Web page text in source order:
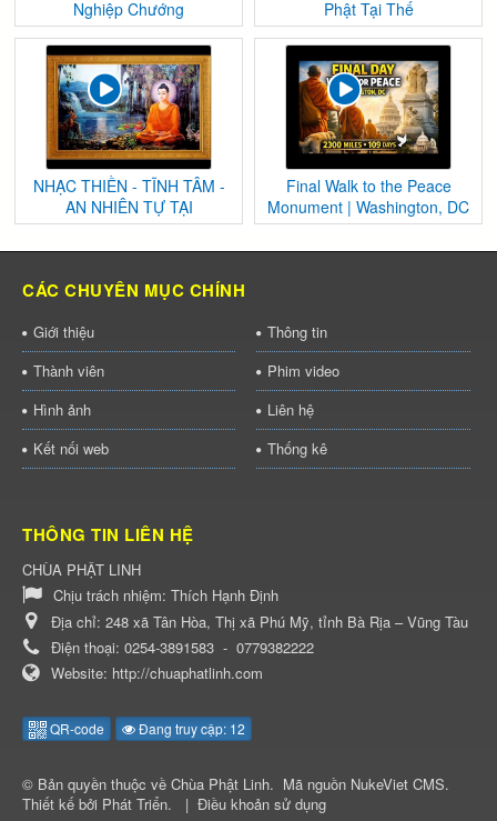
Nghiệp Chướng Phật Tại Thế
NHẠC THIỀN - TĨNH TÂM -
AN NHIÊN TỰ TẠI
Final Walk to the Peace
Monument | Washington, DC
CÁC CHUYÊN MỤC CHÍNH
Giới thiệu
Thông tin
Thành viên
Phim video
Hình ảnh
Liên hệ
Kết nối web
Thống kê
THÔNG TIN LIÊN HỆ
CHÙA PHẬT LINH
Chịu trách nhiệm: Thích Hạnh Định
Địa chỉ: 248 xã Tân Hòa, Thị xã Phú Mỹ, tỉnh Bà Rịa – Vũng Tàu
Điện thoại: 0254-3891583 - 0779382222
Website: http://chuaphatlinh.com
QR-code Đang truy cập: 12
© Bản quyền thuộc về Chùa Phật Linh. Mã nguồn NukeViet CMS.
Thiết kế bởi Phát Triển. | Điều khoản sử dụng